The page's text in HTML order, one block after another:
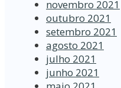
novembro 2021
outubro 2021
setembro 2021
agosto 2021
julho 2021
junho 2021